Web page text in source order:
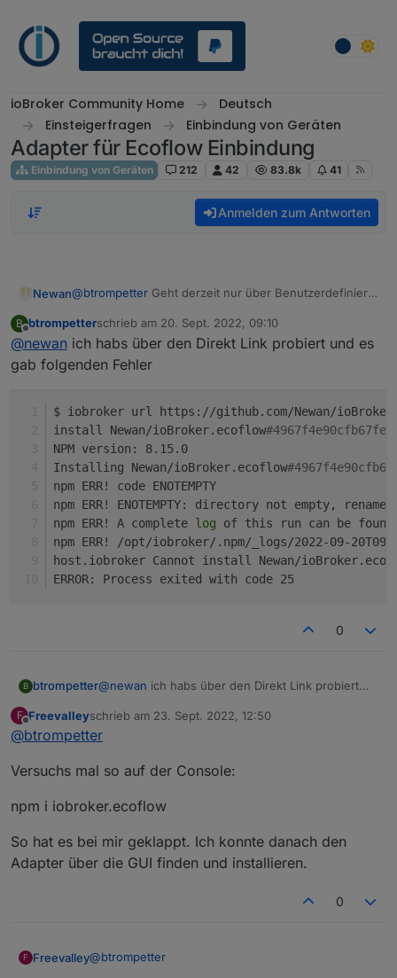
ioBroker Community Home
Deutsch
Einsteigerfragen
Einbindung von Geräten
Adapter für Ecoflow Einbindung
Einbindung von Geräten 212 42 83.8k 41
Anmelden zum Antworten
Newan@btrompetter Geht derzeit nur über Benutzerdefiniert
Bin gerade dabei es aufnehmen zu lassen, sid aber
noch 1-2 Fehler die behoben werden müssen dafür
B btrompetterschrieb am 20. Sept. 2022, 09:10
zuletzt editiert von
@newan ich habs über den Direkt Link probiert und es
gab folgenden Fehler
$ iobroker url https://github.com/Newan/
install Newan/ioBroker.ecoflow
NPM version: 8.15.0
Installing Newan/ioBroker.ecoflow
npm ERR! code ENOTEMPTY
npm ERR! ENOTEMPTY: directory not empty, rename
npm ERR! A complete log of this run can be
npm ERR! /opt/iobroker/.npm/_logs/2022-09-
host.iobroker Cannot install Newan/
ERROR: Process exited with code 25
0
B btrompetter@newan ich habs über den Direkt Link probiert
$ iobroker url https://github.com/Newan/
install Newan/
Installing Newan/
npm ERR! ENOTEMPTY: directory not
npm ERR! /opt/iobroker/.npm/_logs/2022-09-
host.iobroker Cannot install Newan/
F
Offline
Freevalleyschrieb am 23. Sept. 2022, 12:50
zuletzt editiert von
@btrompetter
Versuchs mal so auf der Console:
npm i iobroker.ecoflow
So hat es bei mir geklappt. Ich konnte danach den
Adapter über die GUI finden und installieren.
0
F Freevalley@btrompetter